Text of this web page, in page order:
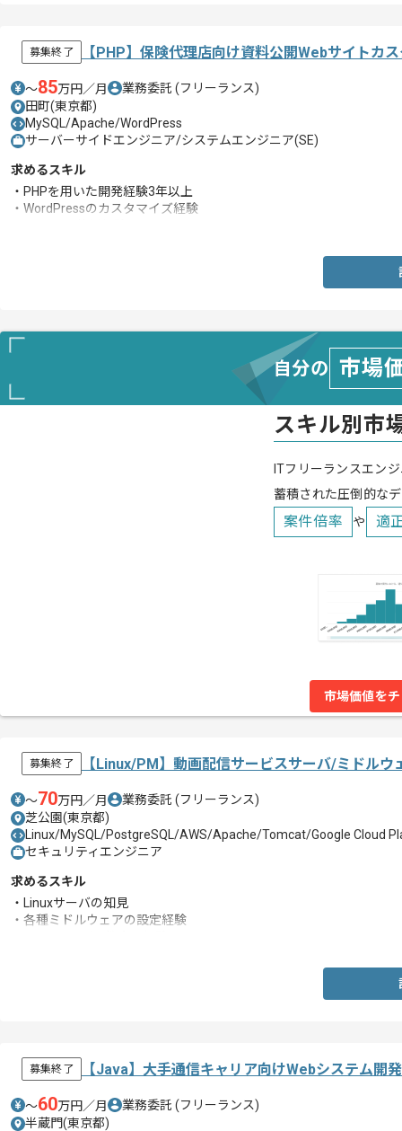
募集終了 【PHP】保険代理店向け資料公開Webサイトカ
〜85万円／月 業務委託 (フリーランス)
田町(東京都)
MySQL/Apache/WordPress
サーバーサイドエンジニア/システムエンジニア(SE)
求めるスキル
・PHPを用いた開発経験3年以上
・WordPressのカスタマイズ経験
自分の 市場
スキル別市
ITフリーランスエン
蓄積された圧倒的な
案件倍率 や 適
市場価値を
募集終了 【Linux/PM】動画配信サービスサーバ/ミドル
〜70万円／月 業務委託 (フリーランス)
芝公園(東京都)
Linux/MySQL/PostgreSQL/AWS/Apache/Tomcat/Google Cloud
セキュリティエンジニア
求めるスキル
・Linuxサーバの知見
・各種ミドルウェアの設定経験
募集終了 【Java】大手通信キャリア向けWebシステム開
〜60万円／月 業務委託 (フリーランス)
半蔵門(東京都)